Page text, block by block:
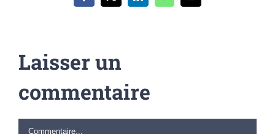
Laisser un
commentaire
Commentaire